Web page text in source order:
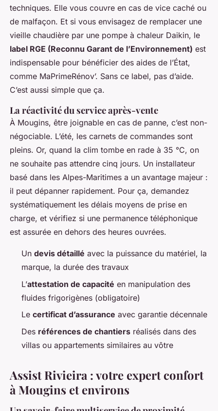
techniques. Elle vous couvre en cas de vice caché ou
de malfaçon. Et si vous envisagez de remplacer une
vieille chaudière par une pompe à chaleur Daikin, le
label RGE (Reconnu Garant de l’Environnement) est
indispensable pour bénéficier des aides de l’État,
comme MaPrimeRénov’. Sans ce label, pas d’aide.
C’est aussi simple que ça.
La réactivité du service après-vente
À Mougins, être joignable en cas de panne, c’est non-
négociable. L’été, les carnets de commandes sont
pleins. Or, quand la clim tombe en rade à 35 °C, on
ne souhaite pas attendre cinq jours. Un installateur
basé dans les Alpes-Maritimes a un avantage majeur :
il peut dépanner rapidement. Pour ça, demandez
systématiquement les délais moyens de prise en
charge, et vérifiez si une permanence téléphonique
est assurée en dehors des heures ouvrées.
Un devis détaillé avec la puissance du matériel, la
marque, la durée des travaux
L’attestation de capacité en manipulation des
fluides frigorigènes (obligatoire)
Le certificat d’assurance avec garantie décennale
Des références de chantiers réalisés dans des
villas ou appartements similaires au vôtre
Assist Rivieira : votre expert confort
à Mougins et environs